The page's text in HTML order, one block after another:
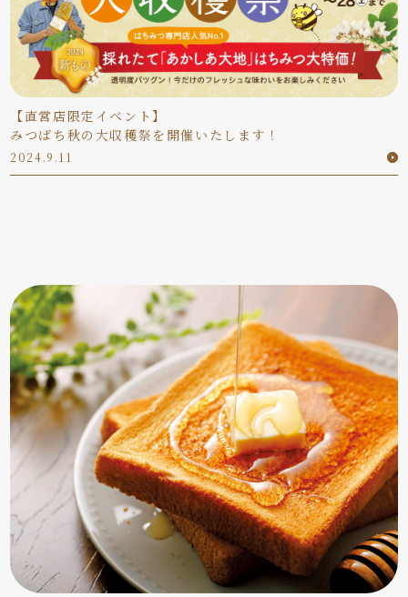
【直営店限定イベント】
みつばち秋の大収穫祭を開催いたします！
2024.9.11